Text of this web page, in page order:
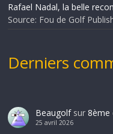
Rafael Nadal, la belle
Source: Fou de Golf
Derniers
Beaugolfsur 8ème
25 avril 2026